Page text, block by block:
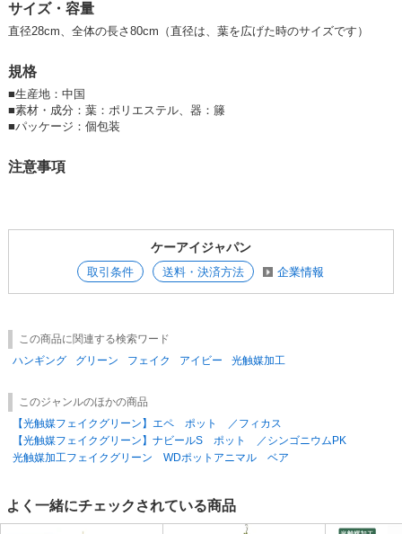
サイズ・容量
直径28cm、全体の長さ80cm（直径は、葉を広げた時のサイズです）
規格
■生産地：中国
■素材・成分：葉：ポリエステル、器：籐
■パッケージ：個包装
注意事項
ケーアイジャパン
取引条件 送料・決済方法 企業情報
この商品に関連する検索ワード
ハンギング
グリーン フェイク アイビー 光触媒加工
このジャンルのほかの商品
【光触媒フェイクグリーン】エペ ポット ／フィカス
【光触媒フェイクグリーン】ナビールS ポット ／シンゴニウムPK
光触媒加工フェイクグリーン WDポットアニマル ベア
よく一緒にチェックされている商品